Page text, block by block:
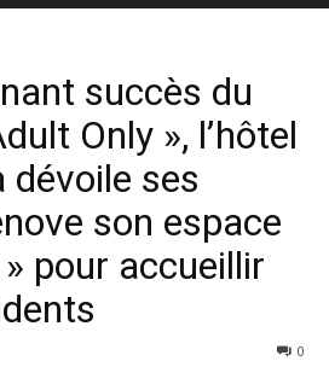
succès du
Only », l’hôtel
dévoile ses
son espace
pour accueillir
0